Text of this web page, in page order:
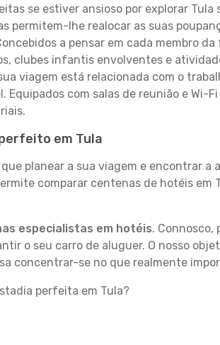
se estiver ansioso por explorar
permitem-lhe realocar as suas
a pensar em cada membro
clubes infantis envolventes e
viagem está relacionada com o
Equipados com salas de reunião e
em Tula
planear a sua viagem e encontrar
comparar centenas de hotéis em
especialistas em hotéis. Connosco,
o seu carro de aluguer. O nosso
concentrar-se no que realmente
perfeita em Tula?